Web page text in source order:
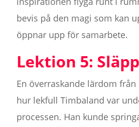
bevis på den magi som kan
öppnar upp för samarbete.
Lektion 5:
En överraskande lärdom
hur lekfull Timbaland var
processen. Han kunde